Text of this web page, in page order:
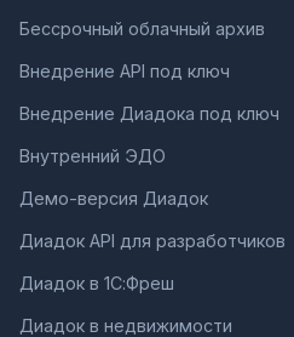
Бессрочный облачный архив
Внедрение API под ключ
Внедрение Диадока под ключ
Внутренний ЭДО
Демо-версия Диадок
Диадок API для разработчиков
Диадок в 1С:Фреш
Диадок в недвижимости